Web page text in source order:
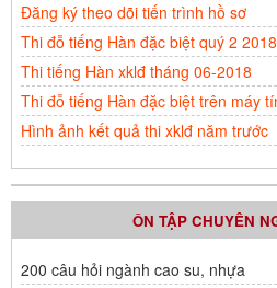
Đăng ký theo dõi tiến trình hồ sơ
Thi đỗ tiếng Hàn đặc biệt quý 2 2018
Thi tiếng Hàn xklđ tháng 06-2018
Thi đỗ tiếng Hàn đặc biệt trên máy
Hình ảnh kết quả thi xklđ năm trước
ÔN TẬP CHUYÊN
200 câu hỏi ngành cao su, nhựa